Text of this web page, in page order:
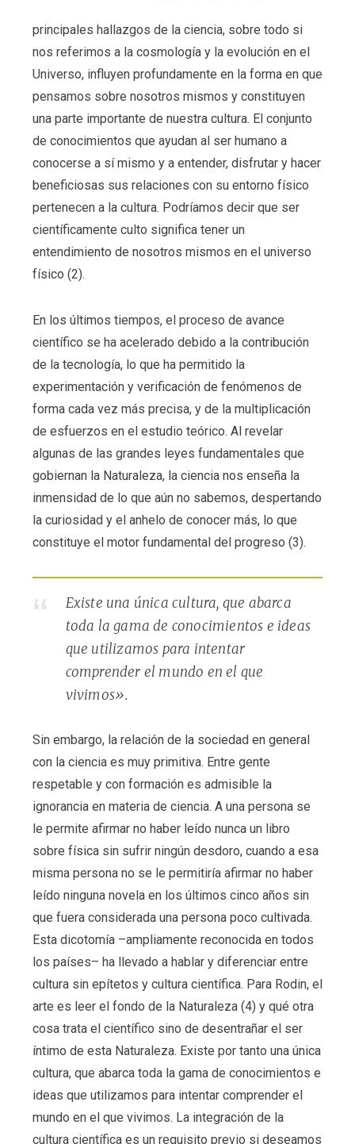
principales hallazgos de la ciencia, sobre todo si
nos referimos a la cosmología y la evolución en el
Universo, influyen profundamente en la forma en que
pensamos sobre nosotros mismos y constituyen
una parte importante de nuestra cultura. El conjunto
de conocimientos que ayudan al ser humano a
conocerse a sí mismo y a entender, disfrutar y hacer
beneficiosas sus relaciones con su entorno físico
pertenecen a la cultura. Podríamos decir que ser
científicamente culto significa tener un
entendimiento de nosotros mismos en el universo
físico (2).
En los últimos tiempos, el proceso de avance
científico se ha acelerado debido a la contribución
de la tecnología, lo que ha permitido la
experimentación y verificación de fenómenos de
forma cada vez más precisa, y de la multiplicación
de esfuerzos en el estudio teórico. Al revelar
algunas de las grandes leyes fundamentales que
gobiernan la Naturaleza, la ciencia nos enseña la
inmensidad de lo que aún no sabemos, despertando
la curiosidad y el anhelo de conocer más, lo que
constituye el motor fundamental del progreso (3).
Existe una única cultura, que abarca
toda la gama de conocimientos e ideas
que utilizamos para intentar
comprender el mundo en el que
vivimos».
Sin embargo, la relación de la sociedad en general
con la ciencia es muy primitiva. Entre gente
respetable y con formación es admisible la
ignorancia en materia de ciencia. A una persona se
le permite afirmar no haber leído nunca un libro
sobre física sin sufrir ningún desdoro, cuando a esa
misma persona no se le permitiría afirmar no haber
leído ninguna novela en los últimos cinco años sin
que fuera considerada una persona poco cultivada.
Esta dicotomía –ampliamente reconocida en todos
los países– ha llevado a hablar y diferenciar entre
cultura sin epítetos y cultura científica. Para Rodin, el
arte es leer el fondo de la Naturaleza (4) y qué otra
cosa trata el científico sino de desentrañar el ser
íntimo de esta Naturaleza. Existe por tanto una única
cultura, que abarca toda la gama de conocimientos e
ideas que utilizamos para intentar comprender el
mundo en el que vivimos. La integración de la
cultura científica es un requisito previo si deseamos